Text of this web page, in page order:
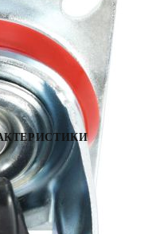
17.740
колела ще бъде
оборудване и
масичка за